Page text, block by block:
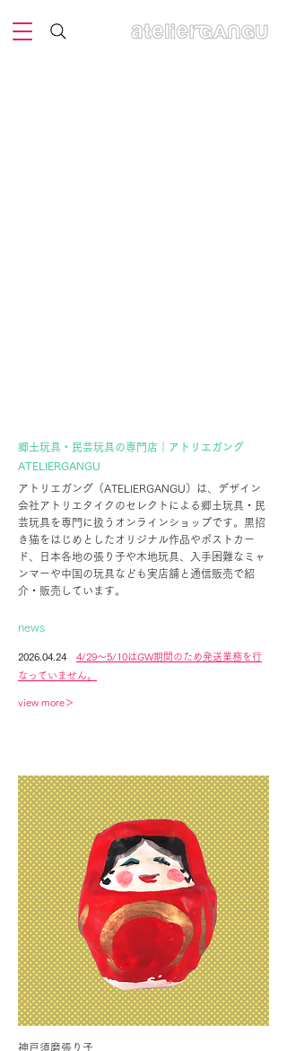
郷土玩具・民芸玩具の専門店｜アトリエガング
ATELIERGANGU
アトリエガング（ATELIERGANGU）は、デザイン
会社アトリエタイクのセレクトによる郷土玩具・民
芸玩具を専門に扱うオンラインショップです。黒招
き猫をはじめとしたオリジナル作品やポストカー
ド、日本各地の張り子や木地玩具、入手困難なミャ
ンマーや中国の玩具なども実店舗と通信販売で紹
介・販売しています。
news
2026.04.24
4/29〜5/10はGW期間のため発送業務を行
なっていません。
view more＞
神戸須磨張り子